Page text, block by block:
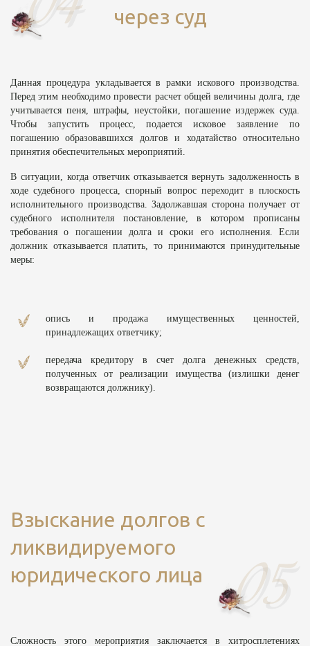
через суд
Данная процедура укладывается в рамки искового производства.
Перед этим необходимо провести расчет общей величины долга, где
учитывается пеня, штрафы, неустойки, погашение издержек суда.
Чтобы запустить процесс, подается исковое заявление по
погашению образовавшихся долгов и ходатайство относительно
принятия обеспечительных мероприятий.
В ситуации, когда ответчик отказывается вернуть задолженность в
ходе судебного процесса, спорный вопрос переходит в плоскость
исполнительного производства. Задолжавшая сторона получает от
судебного исполнителя постановление, в котором прописаны
требования о погашении долга и сроки его исполнения. Если
должник отказывается платить, то принимаются принудительные
меры:
опись и продажа имущественных ценностей,
принадлежащих ответчику;
передача кредитору в счет долга денежных средств,
полученных от реализации имущества (излишки денег
возвращаются должнику).
Взыскание долгов с
ликвидируемого
юридического лица
Сложность этого мероприятия заключается в хитросплетениях